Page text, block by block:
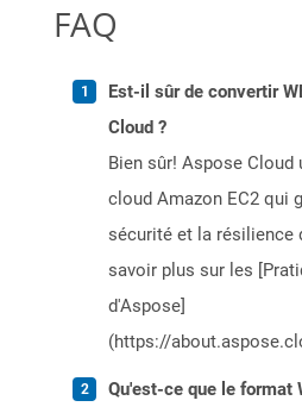
FAQ
Est-il sûr de convertir
Cloud ?
Bien sûr! Aspose
cloud Amazon EC2 qui
sécurité et la résilience
savoir plus sur les
d'Aspose]
(https://
Qu'est-ce que le format